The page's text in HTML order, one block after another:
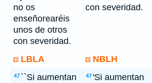
no os
enseñorearéis
unos de otros
con severidad.
con severidad.
LBLA
NBLH
47 ``Si aumentan
47 'Si aumentan